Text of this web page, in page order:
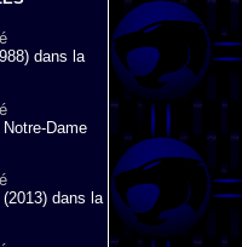
dans la
Dame
dans la